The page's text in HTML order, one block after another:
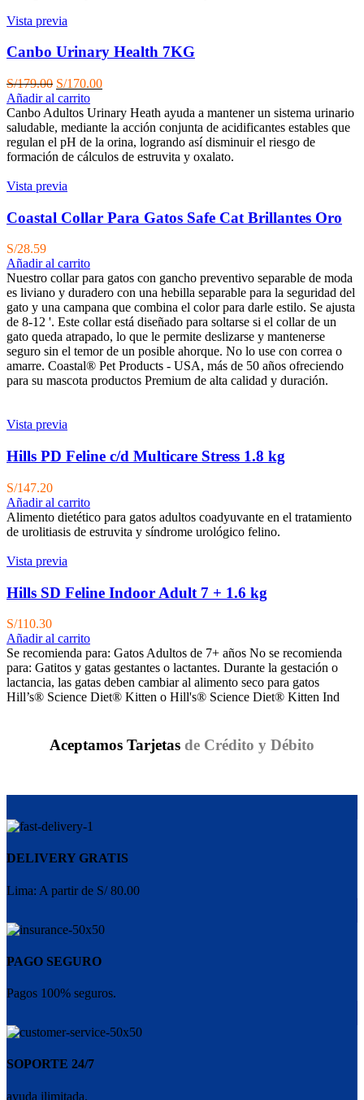
Vista previa
Canbo Urinary Health 7KG
S/179.00 El
precio
original
era:
S/179.00.
S/170.00El
actual
es:
S/170.00.
Añadir al carrito
Canbo Adultos Urinary Heath ayuda a mantener un sistema urinario
saludable, mediante la acción conjunta de acidificantes estables que
regulan el pH de la orina, logrando así disminuir el riesgo de
formación de cálculos de estruvita y oxalato.
Vista previa
Coastal Collar Para Gatos Safe Cat Brillantes Oro
S/28.59
Añadir al carrito
Nuestro collar para gatos con gancho preventivo separable de moda
es liviano y duradero con una hebilla separable para la seguridad del
gato y una campana que combina el color para darle estilo. Se ajusta
de 8-12 '. Este collar está diseñado para soltarse si el collar de un
gato queda atrapado, lo que le permite deslizarse y mantenerse
seguro sin el temor de un posible ahorque. No lo use con correa o
amarre. Coastal® Pet Products - USA, más de 50 años ofreciendo
para su mascota productos Premium de alta calidad y duración.
Vista previa
Hills PD Feline c/d Multicare Stress 1.8 kg
S/147.20
Añadir al carrito
Alimento dietético para gatos adultos coadyuvante en el tratamiento
de urolitiasis de estruvita y síndrome urológico felino.
Vista previa
Hills SD Feline Indoor Adult 7 + 1.6 kg
S/110.30
Añadir al carrito
Se recomienda para: Gatos Adultos de 7+ años No se recomienda
para: Gatitos y gatas gestantes o lactantes. Durante la gestación o
lactancia, las gatas deben cambiar al alimento seco para gatos
Hill’s® Science Diet® Kitten o Hill's® Science Diet® Kitten Ind
Aceptamos Tarjetas de Crédito y Débito
DELIVERY GRATIS
Lima: A partir de S/ 80.00
PAGO SEGURO
Pagos 100% seguros.
SOPORTE 24/7
ayuda ilimitada.